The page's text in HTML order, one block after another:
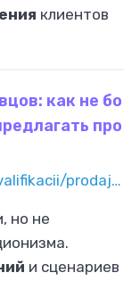
клиентов
время
как не бо
про
/povyshenie-kvalifikacii/prodaji/sindrom-samozvanca-u-prodavcov-kak-ne-boyatsya-prodavat-i-uveren
но не
и сценариев